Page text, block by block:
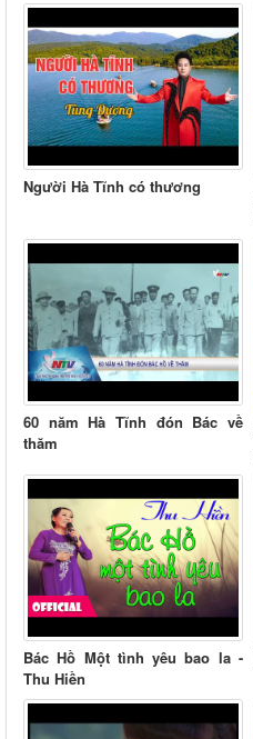
Người Hà Tĩnh có thương
60 năm Hà Tĩnh đón Bác về
thăm
Bác Hồ Một tình yêu bao la -
Thu Hiền